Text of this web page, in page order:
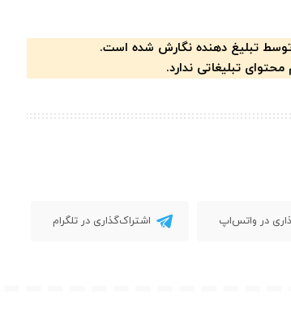
تبلیغ دهنده نگارش شده است.
تبلیغاتی ندارد.
در واتس‌اپ اشتراک‌گذاری در تلگرام